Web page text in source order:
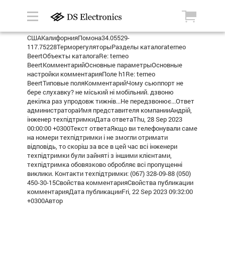
СШАКалифорнияПомона34.05529-
117.75228ТерморегуляторыРазделы каталогаterneo
BeertОбъекты каталогаRe: terneo
BeertКомментарийОсновные параметрыОсновные
настройки комментарияПоле h1Re: terneo
BeertТиповые поляКомментарийЧому сьюппорт не
бере слухавку? не міський ні мобільний. дзвоню
декілка раз упродовж тижнів...Не передзвонює...Ответ
администратораИмя представителя компанииАндрій,
інженер техпідтримкиДата ответаThu, 28 Sep 2023
00:00:00 +0300Текст ответаЯкщо ви телефонували саме
на номери техпідтримки і не змогли отримати
відповідь, то скоріш за все в цей час всі інженери
техпідтримки були зайняті з іншими клієнтами,
техпідтримка обовязково обробляє всі пропущенні
виклики. Контакти техпідтримки: (067) 328-09-88 (050)
450-30-15Свойства комментарияСвойства публикации
комментарияДата публикацииFri, 22 Sep 2023 09:32:00
+0300Автор